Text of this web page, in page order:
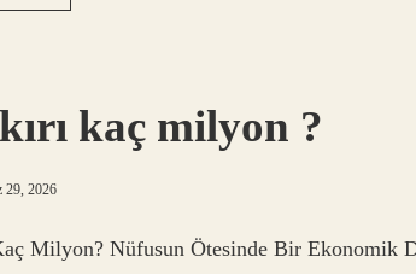
boya
kaç milyon ?
29, 2026
Milyon? Nüfusun Ötesinde Bir Ekonomik